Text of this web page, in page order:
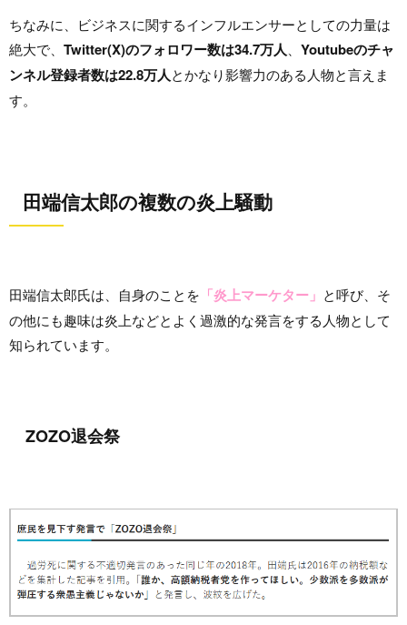
ちなみに、ビジネスに関するインフルエンサーとしての力量は
絶大で、 Twitter(X)のフォロワー数は34.7万人
Youtubeのチャ
ンネル登録者数は22.8万人とかなり影響力のある人物と言えま
す。
田端信太郎の複数の炎上騒動
田端信太郎氏は、自身のことを 「炎上マーケター」 と呼び、そ
の他にも趣味は炎上などとよく過激的な発言をする人物として
知られています。
ZOZO退会祭